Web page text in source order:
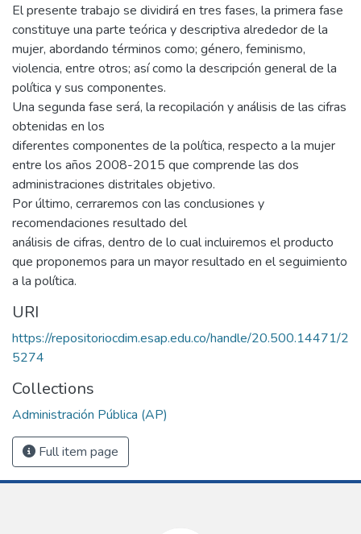
El presente trabajo se dividirá en tres fases, la primera fase
constituye una parte teórica y descriptiva alrededor de la
mujer, abordando términos como; género, feminismo,
violencia, entre otros; así como la descripción general de la
política y sus componentes.
Una segunda fase será, la recopilación y análisis de las cifras
obtenidas en los
diferentes componentes de la política, respecto a la mujer
entre los años 2008-2015 que comprende las dos
administraciones distritales objetivo.
Por último, cerraremos con las conclusiones y
recomendaciones resultado del
análisis de cifras, dentro de lo cual incluiremos el producto
que proponemos para un mayor resultado en el seguimiento
a la política.
URI
https://repositoriocdim.esap.edu.co/handle/20.500.14471/2
5274
Collections
Administración Pública (AP)
Full item page